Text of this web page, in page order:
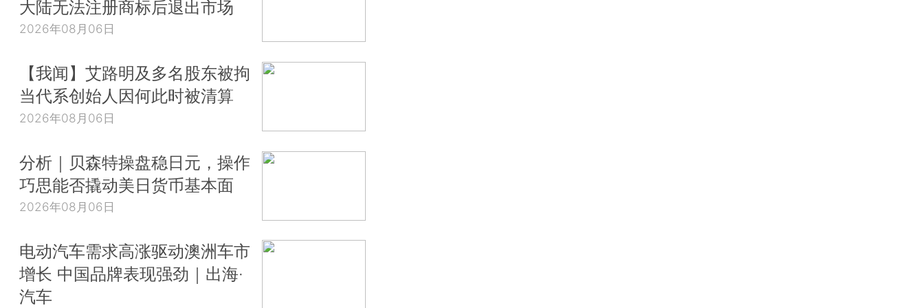
大陆无法注册商标后退出市场
2026年08月06日
【我闻】艾路明及多名股东被拘
当代系创始人因何此时被清算
2026年08月06日
分析｜贝森特操盘稳日元，操作
巧思能否撬动美日货币基本面
2026年08月06日
电动汽车需求高涨驱动澳洲车市
增长 中国品牌表现强劲｜出海·
汽车